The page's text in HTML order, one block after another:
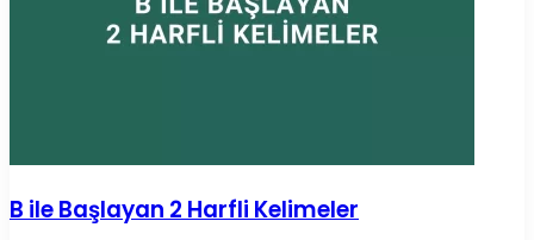
B ile Başlayan 2 Harfli Kelimeler